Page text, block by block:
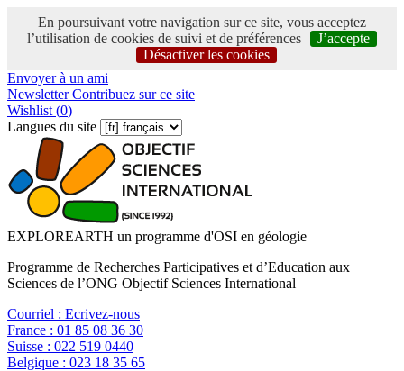
En poursuivant votre navigation sur ce site, vous acceptez
l’utilisation de cookies de suivi et de préférences
J’accepte
Désactiver les cookies
Envoyer à un ami
NewsletterContribuez sur ce site
Wishlist (0)
Langues du site
EXPLOREARTH un programme d'OSI en géologie
Programme de Recherches Participatives et d’Education aux
Sciences de l’ONG Objectif Sciences International
Courriel : Ecrivez-nous
France : 01 85 08 36 30
Suisse : 022 519 0440
Belgique : 023 18 35 65